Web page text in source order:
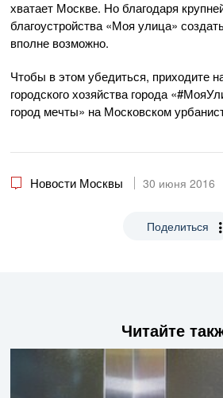
хватает Москве. Но благодаря
благоустройства «Моя улица»
вполне возможно.
Чтобы в этом убедиться, приходите
городского хозяйства города
город мечты» на Московском
Новости Москвы 30 июня 2016
Поделиться
Читайте